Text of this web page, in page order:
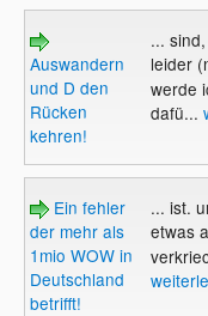
Auswandern
und D den
Rücken
kehren!
...
leider
werde
dafü...
Ein fehler
der mehr als
1mio WOW in
Deutschland
betrifft!
... ist.
etwas